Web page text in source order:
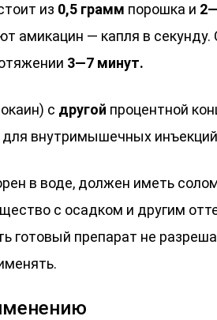
из 0,5 грамм порошка и
амикацин — капля в секунду.
3—7 минут.
с другой процентной
внутримышечных
в воде, должен иметь
с осадком и другим
готовый препарат не